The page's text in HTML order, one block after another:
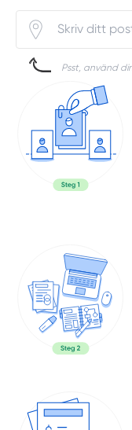
Psst, använd